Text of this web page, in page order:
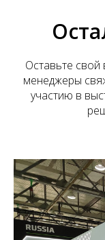
Оставьте
менеджеры
участию в